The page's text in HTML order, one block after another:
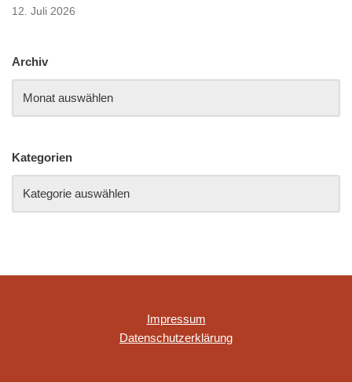
12. Juli 2026
Archiv
Kategorien
Impressum
Datenschutzerklärung